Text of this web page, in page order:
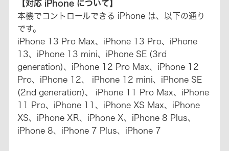
【対応 iPhone について】
本機でコントロールできる iPhone は、以下の通り
です。
iPhone 13 Pro Max、iPhone 13 Pro、iPhone
13、iPhone 13 mini、iPhone SE (3rd
generation)、iPhone 12 Pro Max、iPhone 12
Pro、iPhone 12、 iPhone 12 mini、iPhone SE
(2nd generation)、 iPhone 11 Pro Max、iPhone
11 Pro、iPhone 11、iPhone XS Max、iPhone
XS、iPhone XR、iPhone X、iPhone 8 Plus、
iPhone 8、iPhone 7 Plus、iPhone 7